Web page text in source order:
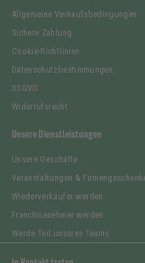
Allgemeine Verkaufsbedingungen
Sichere Zahlung
Cookie-Richtlinien
Datenschutzbestimmungen
DSGVO
Widerrufsrecht
Unsere Dienstleistungen
Unsere Geschäfte
Veranstaltungen &
Wiederverkäufer werden
Franchisenehmer werden
Werde Teil unseres Teams